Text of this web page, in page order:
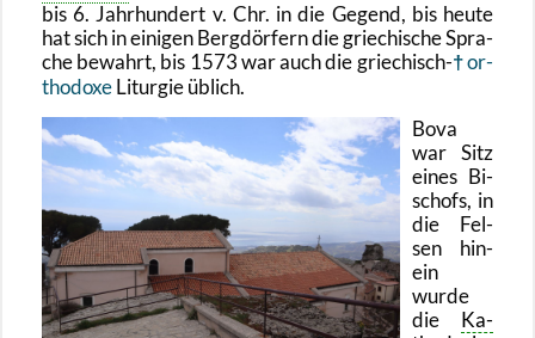
bis 6. Jahr­hun­dert v. Chr. in die Ge­gend, bis heute
hat sich in ei­ni­gen Berg­dör­fern die grie­chi­sche Spra­
che be­wahrt, bis 1573 war auch die grie­chisch-
or­
tho­do­xeLi­tur­gie üb­lich.
Bova
war Sitz
eines Bi­
schofs, in
die Fel­
sen hin­
ein
wurde
die Ka­